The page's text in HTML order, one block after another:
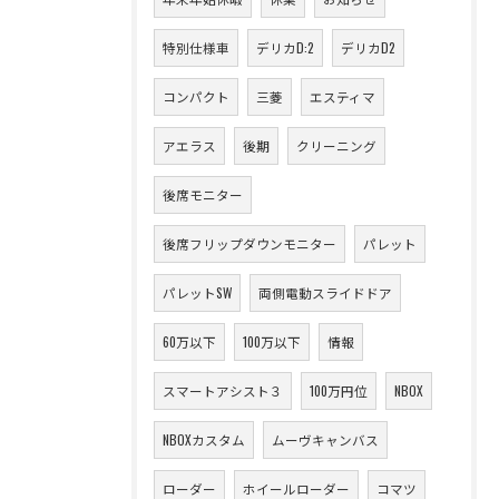
特別仕様車 デリカD:2 デリカD2
コンパクト 三菱 エスティマ
アエラス 後期 クリーニング
後席モニター
後席フリップダウンモニター パレット
パレットSW 両側電動スライドドア
60万以下 100万以下 情報
スマートアシスト３ 100万円位 NBOX
NBOXカスタム ムーヴキャンバス
ローダー ホイールローダー コマツ